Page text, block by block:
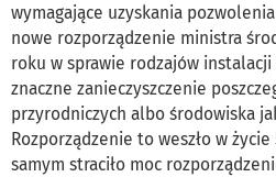
wymagające uzyskania
nowe rozporządzenie ministra
roku w sprawie rodzajów
znaczne zanieczyszczenie
przyrodniczych albo środowiska
Rozporządzenie to weszło w
samym straciło moc